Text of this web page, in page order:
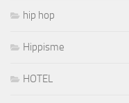
hip hop
Hippisme
HOTEL